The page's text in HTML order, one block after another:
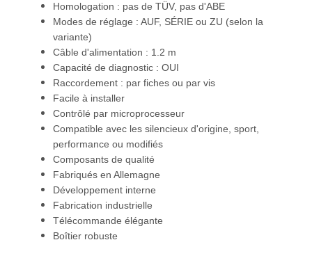
Homologation : pas de TÜV, pas d'ABE
Modes de réglage : AUF, SÉRIE ou ZU (selon la
variante)
Câble d'alimentation : 1.2 m
Capacité de diagnostic : OUI
Raccordement : par fiches ou par vis
Facile à installer
Contrôlé par microprocesseur
Compatible avec les silencieux d'origine, sport,
performance ou modifiés
Composants de qualité
Fabriqués en Allemagne
Développement interne
Fabrication industrielle
Télécommande élégante
Boîtier robuste